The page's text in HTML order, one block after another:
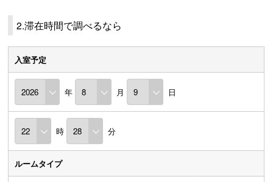
2.滞在時間で調べるなら
入室予定
年 月 日
時 分
ルームタイプ